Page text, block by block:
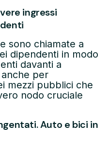
ingressi
sono chiamate a
dipendenti in modo
davanti a
per
mezzi pubblici che
nodo cruciale
Auto e bici in